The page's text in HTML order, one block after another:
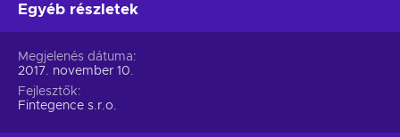
Egyéb részletek
Megjelenés dátuma
2017. november 10.
Fejlesztők
Fintegence s.r.o.